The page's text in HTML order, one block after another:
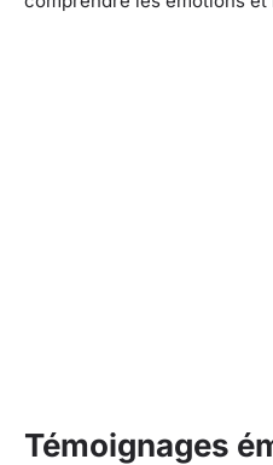
Témoignages